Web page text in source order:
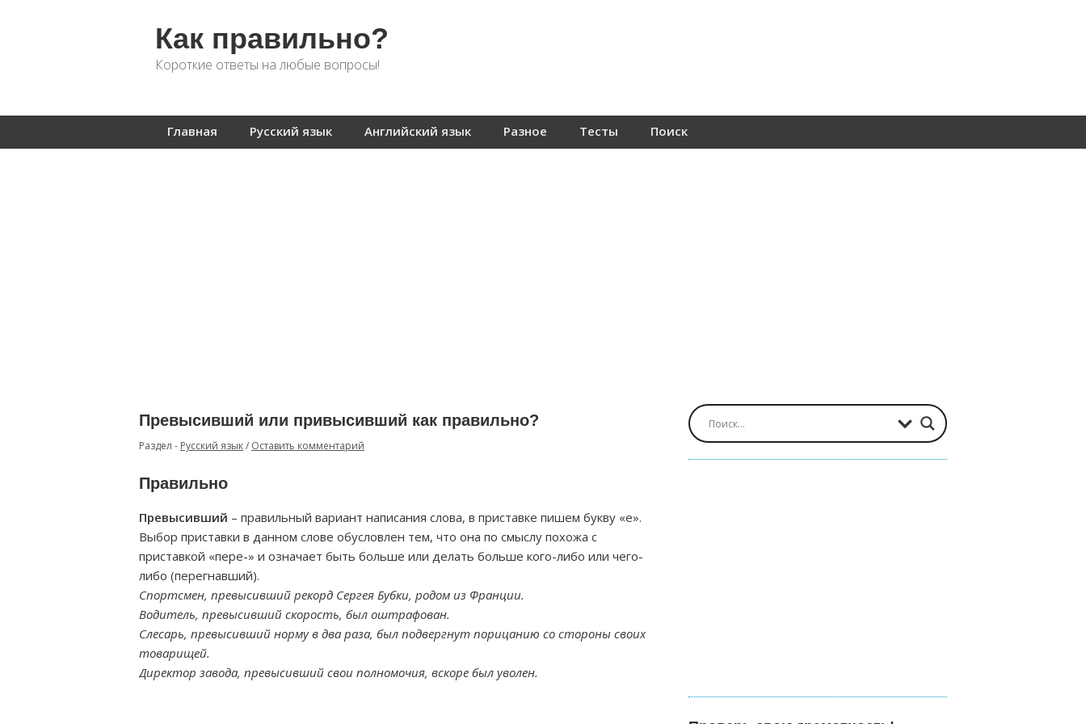
Как правильно?
Короткие ответы на любые вопросы!
Главная Русский язык Английский язык Разное Тесты Поиск
Превысивший или привысивший как правильно?
Раздел - Русский язык/ Оставить комментарий
Правильно
Превысивший – правильный вариант написания слова, в приставке пишем букву «е».
Выбор приставки в данном слове обусловлен тем, что она по смыслу похожа с
приставкой «пере-» и означает быть больше или делать больше кого-либо или чего-
либо (перегнавший).
Спортсмен, превысивший рекорд Сергея Бубки, родом из Франции.
Водитель, превысивший скорость, был оштрафован.
Слесарь, превысивший норму в два раза, был подвергнут порицанию со стороны своих
товарищей.
Директор завода, превысивший свои полномочия, вскоре был уволен.